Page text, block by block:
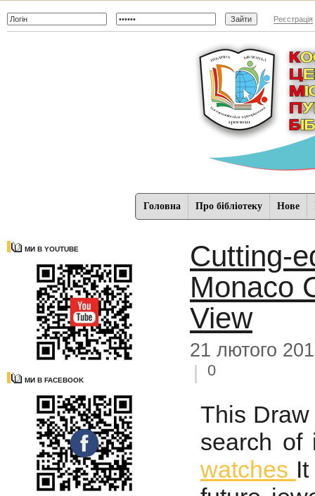
Реєстрація
Головна Про бібліотеку Нове
МИ В YOUTUBE
МИ В FACEBOOK
Cutting-
Monaco
View
21 лютого
0
This
search of
watches